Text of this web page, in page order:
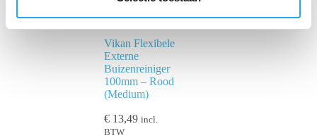
t
Vikan Flexibele
Externe
Buizenreiniger
100mm – Rood
(Medium)
€13,49 incl.
BTW